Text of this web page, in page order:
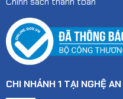
CHI NHÁNH 1 TẠI NGHỆ AN